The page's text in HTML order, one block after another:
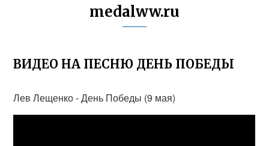
medalww.ru
ВИДЕО НА ПЕСНЮ ДЕНЬ ПОБЕДЫ
Лев Лещенко - День Победы (9 мая)